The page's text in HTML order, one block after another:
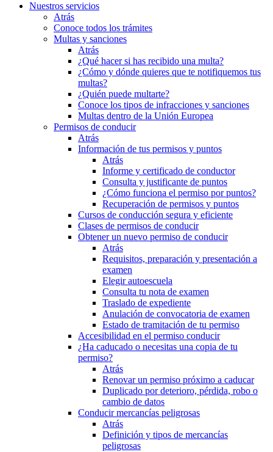
Nuestros servicios
Atrás
Conoce todos los trámites
Multas y sanciones
Atrás
¿Qué hacer si has recibido una multa?
¿Cómo y dónde quieres que te notifiquemos tus
multas?
¿Quién puede multarte?
Conoce los tipos de infracciones y sanciones
Multas dentro de la Unión Europea
Permisos de conducir
Atrás
Información de tus permisos y puntos
Atrás
Informe y certificado de conductor
Consulta y justificante de puntos
¿Cómo funciona el permiso por puntos?
Recuperación de permisos y puntos
Cursos de conducción segura y eficiente
Clases de permisos de conducir
Obtener un nuevo permiso de conducir
Atrás
Requisitos, preparación y presentación a
examen
Elegir autoescuela
Consulta tu nota de examen
Traslado de expediente
Anulación de convocatoria de examen
Estado de tramitación de tu permiso
Accesibilidad en el permiso conducir
¿Ha caducado o necesitas una copia de tu
permiso?
Atrás
Renovar un permiso próximo a caducar
Duplicado por deterioro, pérdida, robo o
cambio de datos
Conducir mercancías peligrosas
Atrás
Definición y tipos de mercancías
peligrosas